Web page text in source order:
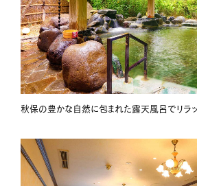
秋保の豊かな自然に包まれた露天風呂でリラッ